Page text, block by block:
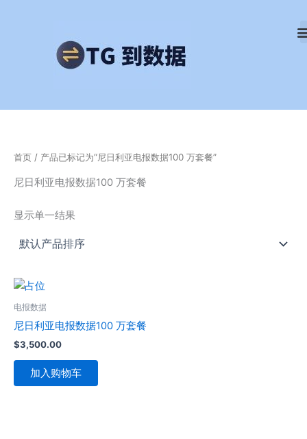
首页 / 产品已标记为“尼日利亚电报数据100 万套餐”
尼日利亚电报数据100 万套餐
显示单一结果
电报数据
尼日利亚电报数据100 万套餐
$3,500.00
加入购物车